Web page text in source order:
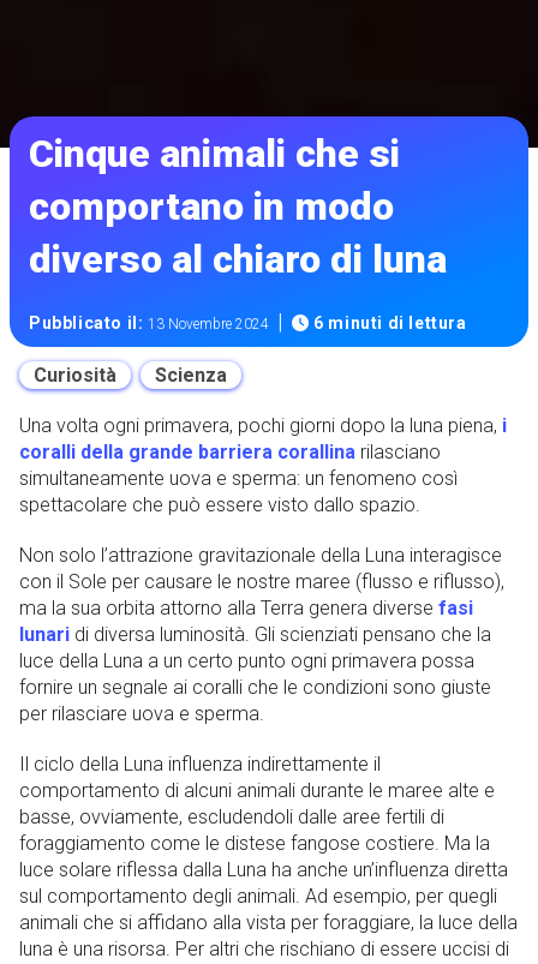
Cinque animali che si
comportano in modo
diverso al chiaro di luna
Pubblicato il:13 Novembre 2024 | 6 minuti di lettura
Curiosità Scienza
Una volta ogni primavera, pochi giorni dopo la luna piena, i
coralli della grande barriera corallina rilasciano
simultaneamente uova e sperma: un fenomeno così
spettacolare che può essere visto dallo spazio.
Non solo l’attrazione gravitazionale della Luna interagisce
con il Sole per causare le nostre maree (flusso e riflusso),
ma la sua orbita attorno alla Terra genera diverse fasi
lunari di diversa luminosità. Gli scienziati pensano che la
luce della Luna a un certo punto ogni primavera possa
fornire un segnale ai coralli che le condizioni sono giuste
per rilasciare uova e sperma.
Il ciclo della Luna influenza indirettamente il
comportamento di alcuni animali durante le maree alte e
basse, ovviamente, escludendoli dalle aree fertili di
foraggiamento come le distese fangose ​​costiere. Ma la
luce solare riflessa dalla Luna ha anche un’influenza diretta
sul comportamento degli animali. Ad esempio, per quegli
animali che si affidano alla vista per foraggiare, la luce della
luna è una risorsa. Per altri che rischiano di essere uccisi di